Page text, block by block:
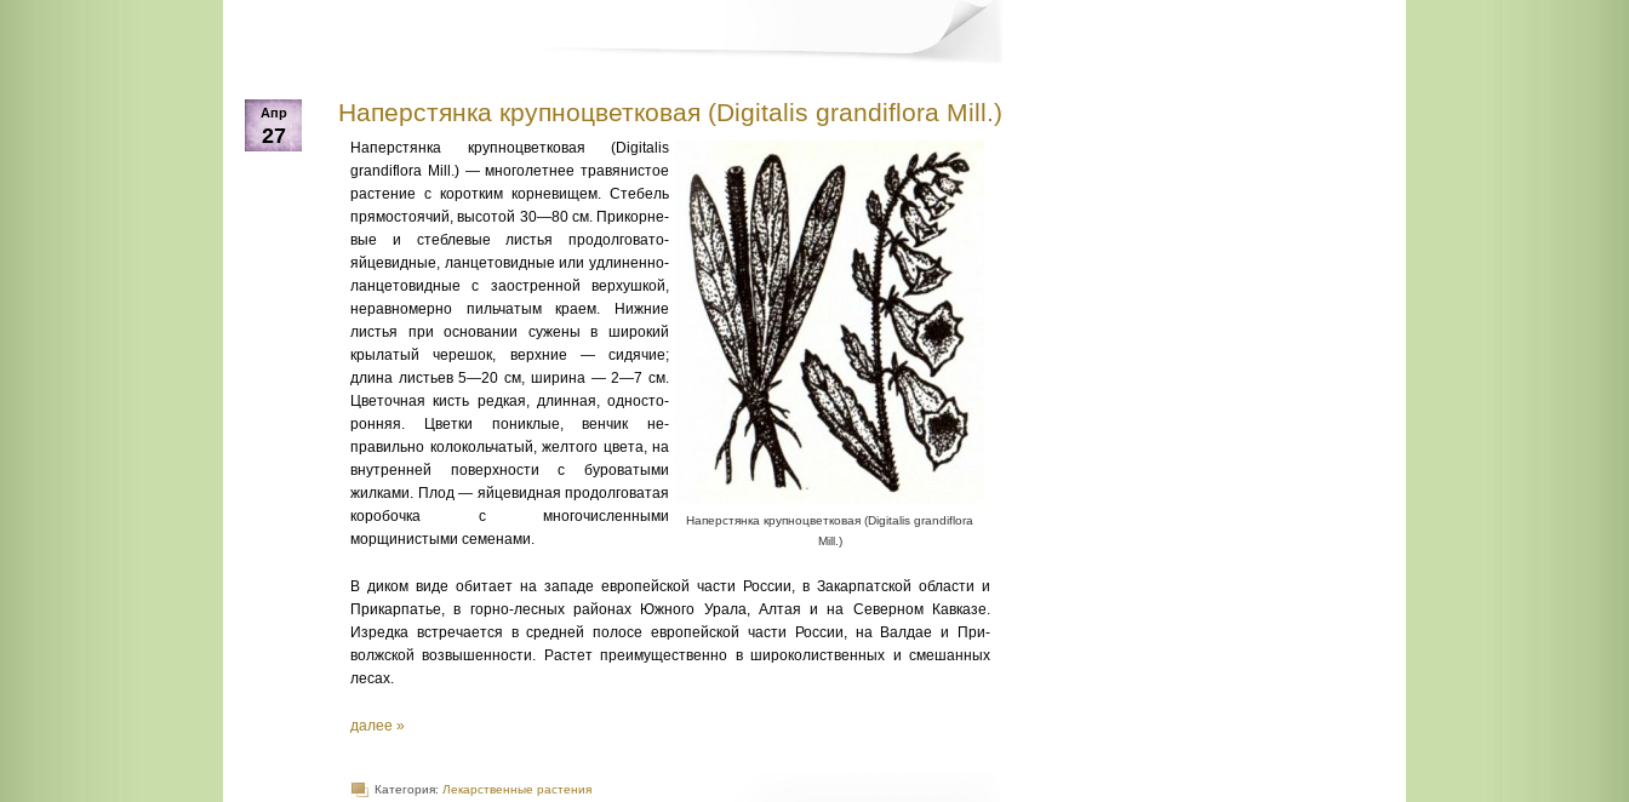
Апр
27
Наперстянка крупноцветковая (Digitalis grandiflora Mill.)
Наперстянка крупноцветковая (Digitalis grandiflora
Mill.)
Наперстянка крупноцветковая (Digitalis
grandiflora Mill.) — многолетнее травянистое
растение с коротким корневищем. Стебель
прямо­стоячий, высотой 30—80 см. Прикорне­
вые и стеблевые листья продолговато-
яйцевидные, ланцетовидные или удли­ненно-
ланцетовидные с заостренной верхушкой,
неравномерно пильчатым краем. Нижние
листья при основании сужены в широкий
крылатый черешок, верхние — сидячие;
длина листьев 5—20 см, ширина — 2—7 см.
Цветоч­ная кисть редкая, длинная, односто­
ронняя. Цветки пониклые, венчик не­
правильно колокольчатый, желтого цвета, на
внутренней поверхности с буроватыми
жилками. Плод — яйце­видная продолговатая
коробочка с многочисленными
морщинистыми семе­нами.
В диком виде обитает на западе европейской части России, в Закар­патской области и
Прикарпатье, в гор­но-лесных районах Южного Урала, Алтая и на Северном Кавказе.
Изредка встречается в средней полосе европей­ской части России, на Валдае и При­
волжской возвышенности. Растет пре­имущественно в широколиственных и смешанных
лесах.
далее »
Категория: Лекарственные растения